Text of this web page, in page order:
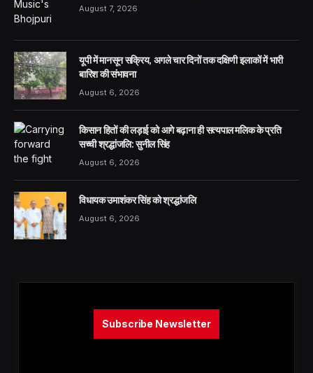
August 7, 2026
यूपी में मानसून सक्रिय, अगले चार दिनों तक दक्षिणी इलाकों में भारी
बारिश की संभावना
August 6, 2026
किसान हितों की लड़ाई को आगे बढ़ाना ही सत्यपाल मलिक के प्रति
सच्ची श्रद्धांजलि: सुनील सिंह
August 6, 2026
विधायक उमाशंकर सिंह को श्रद्धांजलि
August 6, 2026
Subscribe Newsletter